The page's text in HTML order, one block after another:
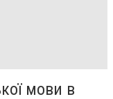
мови в